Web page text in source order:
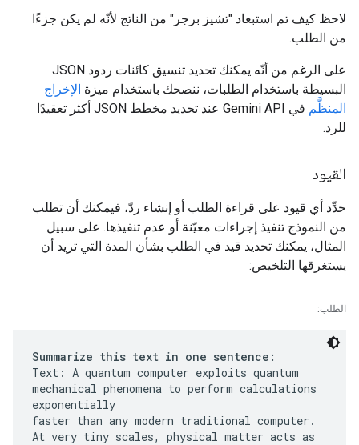
لاحظ كيف تم استبعاد "تشيز برجر" من الناتج لأنّه لم يكن جزءًا
من الطلب.
على الرغم من أنّه يمكنك تحديد تنسيق كائنات ردود JSON
البسيطة باستخدام الطلبات، ننصحك باستخدام ميزة الإخراج
المنظَّم
في Gemini API عند تحديد مخطط JSON أكثر تعقيدًا
للرد.
القيود
حدِّد أي قيود على قراءة الطلب أو إنشاء ردّ، فيمكنك أن تطلب
من النموذج تنفيذ إجراءات معيّنة أو عدم تنفيذها. على سبيل
المثال، يمكنك تحديد قيد في الطلب بشأن المدة التي تريد أن
يستغرقها التلخيص:
الطلب:
Summarize this text in one sentence:
Text: A quantum computer exploits quantum
mechanical phenomena to perform calculations
exponentially
faster than any modern traditional computer.
At very tiny scales, physical matter acts as